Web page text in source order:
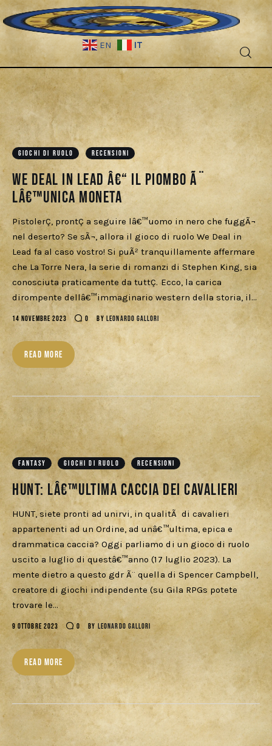
EN IT
Fantascienza
Fantasy
Games
Recensioni
Libri e fumetti
Cercatori
Download
GIOCHI DI RUOLO RECENSIONI
We Deal in Lead â€“ Il piombo Ã¨
lâ€™unica moneta
PistolerÇ, prontÇ a seguire lâ€™uomo in nero che fuggÃ¬
nel deserto? Se sÃ¬, allora il gioco di ruolo We Deal in
Lead fa al caso vostro! Si puÃ² tranquillamente affermare
che La Torre Nera, la serie di romanzi di Stephen King, sia
conosciuta praticamente da tuttÇ. Ecco, la carica
dirompente dellâ€™immaginario western della storia, il…
14 NOVEMBRE 2023 0 BY LEONARDO GALLORI
READ MORE
FANTASY GIOCHI DI RUOLO RECENSIONI
HUNT: lâ€™ultima Caccia dei Cavalieri
HUNT, siete pronti ad unirvi, in qualitÃ di cavalieri
appartenenti ad un Ordine, ad unâ€™ultima, epica e
drammatica caccia? Oggi parliamo di un gioco di ruolo
uscito a luglio di questâ€™anno (17 luglio 2023). La
mente dietro a questo gdr Ã¨ quella di Spencer Campbell,
creatore di giochi indipendente (su Gila RPGs potete
trovare le…
9 OTTOBRE 2023 0 BY LEONARDO GALLORI
READ MORE